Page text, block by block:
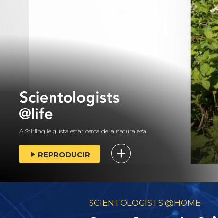
A Stirling le gusta estar cerca de la naturaleza.
REPRODUCIR
SCIENTOLOGISTS @HOME